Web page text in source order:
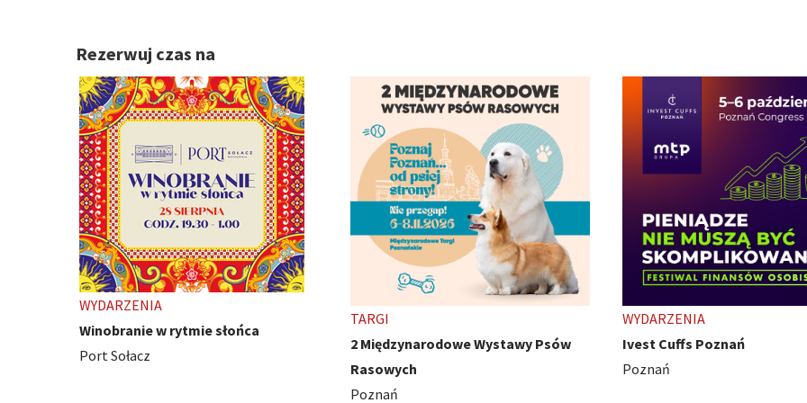
Rezerwuj czas na
2 Międzynarodowe Wystawy Psów
WYDARZENIA
Ivest Cuffs Poznań
Poznań
TARGI
HobbyCon - z pasji się nie
Międzynarodowe Targi